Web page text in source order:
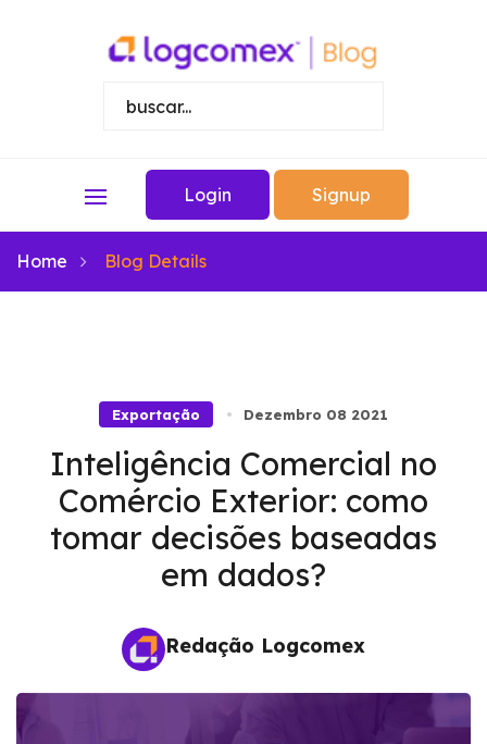
Login Signup
Home Blog Details
Exportação Dezembro 08 2021
Inteligência Comercial no
Comércio Exterior: como
tomar decisões baseadas
em dados?
Redação Logcomex